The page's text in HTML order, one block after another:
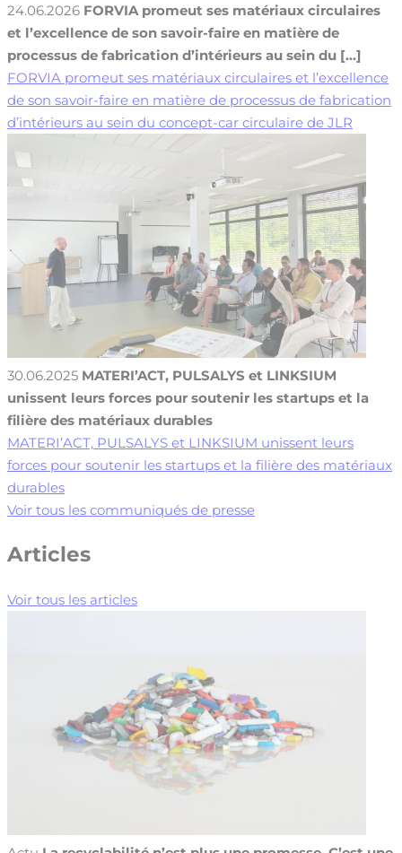
24.06.2026 FORVIA promeut ses matériaux circulaires
et l’excellence de son savoir-faire en matière de
processus de fabrication d’intérieurs au sein du [...]
FORVIA promeut ses matériaux circulaires et l’excellence
de son savoir-faire en matière de processus de fabrication
d’intérieurs au sein du concept-car circulaire de JLR
30.06.2025 MATERI’ACT, PULSALYS et LINKSIUM
unissent leurs forces pour soutenir les startups et la
filière des matériaux durables
MATERI’ACT, PULSALYS et LINKSIUM unissent leurs
forces pour soutenir les startups et la filière des matériaux
durables
Voir tous les communiqués de presse
Articles
Voir tous les articles